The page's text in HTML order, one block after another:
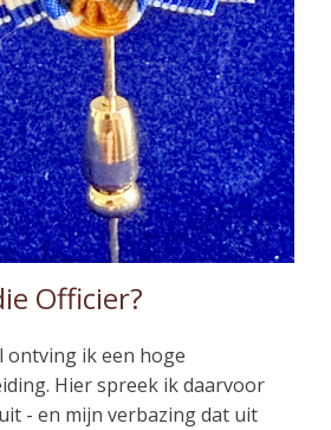
Officier?
ontving ik een hoge
Hier spreek ik daarvoor
- en mijn verbazing dat uit